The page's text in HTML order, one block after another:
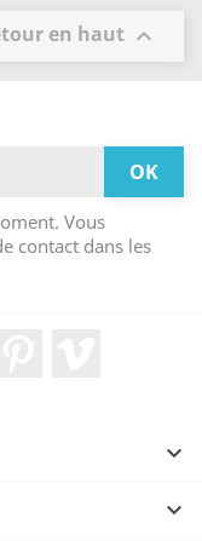
en haut 
Vous
contact dans les

